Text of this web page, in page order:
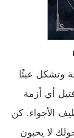
وتشكل عبئًا
أي أزمة
الأجواء. كن
لا يحبون